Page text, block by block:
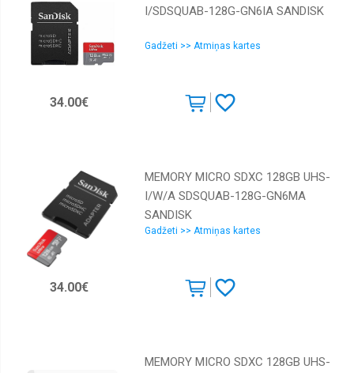
I/SDSQUAB-128G-GN6IA SANDISK
Gadžeti >> Atmiņas kartes
34.00€
MEMORY MICRO SDXC 128GB UHS-
I/W/A SDSQUAB-128G-GN6MA
SANDISK
Gadžeti >> Atmiņas kartes
34.00€
MEMORY MICRO SDXC 128GB UHS-